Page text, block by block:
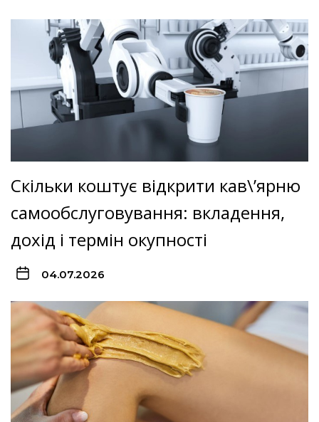
Скільки коштує відкрити кав\’ярню
самообслуговування: вкладення,
дохід і термін окупності
04.07.2026